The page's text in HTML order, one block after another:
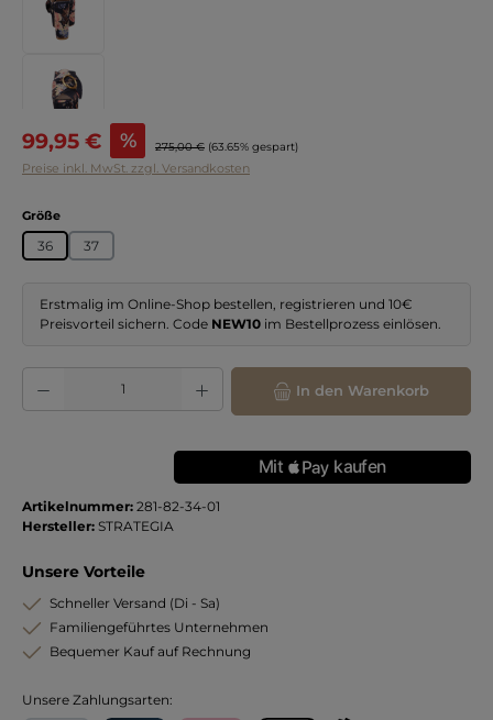
Verkaufspreis:
99,95 € % Regulärer Preis:
275,00 € (63.65% gespart)
Preise inkl. MwSt. zzgl. Versandkosten
Größeauswählen
36 37
Erstmalig im Online-Shop bestellen, registrieren und 10€
Preisvorteil sichern. Code NEW10 im Bestellprozess einlösen.
Produkt Anzahl: Gib den gewünschten Wert ein oder benutze die
In den Warenkorb
Artikelnummer: 281-82-34-01
Hersteller: STRATEGIA
Unsere Vorteile
Schneller Versand (Di - Sa)
Familiengeführtes Unternehmen
Bequemer Kauf auf Rechnung
Unsere Zahlungsarten: